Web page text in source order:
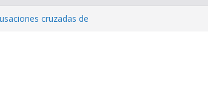
cruzadas de